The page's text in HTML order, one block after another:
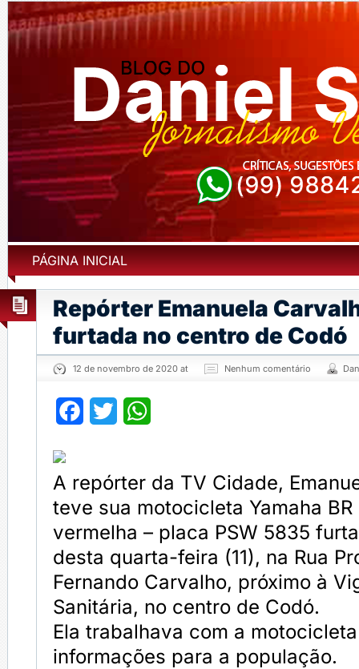
PÁGINA INICIAL
Repórter Emanuela
furtada no centro de Codó
12 de novembro de 2020 at Nenhum comentário
Facebook
Twitter
A repórter da TV Cidade,
teve sua motocicleta Yamaha BR
vermelha – placa PSW 5835
desta quarta-feira (11), na Rua
Fernando Carvalho, próximo à
Sanitária, no centro de Codó.
Ela trabalhava com a
informações para a população.